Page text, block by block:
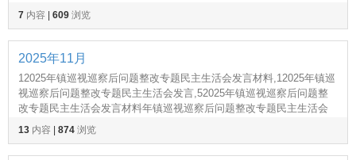
新时代合格党员,30党课讲稿,加强党性,12026年入党积极分子第一季度
思想汇报年入党积极分子第一
7 内容 609 浏览
2025年11月
12025年镇巡视巡察后问题整改专题民主生活会发言材料,12025年镇巡
视巡察后问题整改专题民主生活会发言,52025年镇巡视巡察后问题整
改专题民主生活会发言材料年镇巡视巡察后问题整改专题民主生活会
发言材料根据巡视巡察反馈意见和专题民主生活,1关于加强新时代机关
党支部自身建设的调研报告,1市教育局关
13 内容 874 浏览